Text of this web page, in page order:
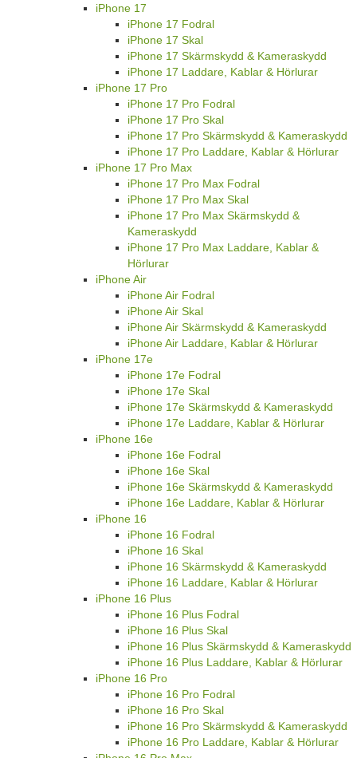
iPhone 17
iPhone 17 Fodral
iPhone 17 Skal
iPhone 17 Skärmskydd & Kameraskydd
iPhone 17 Laddare, Kablar & Hörlurar
iPhone 17 Pro
iPhone 17 Pro Fodral
iPhone 17 Pro Skal
iPhone 17 Pro Skärmskydd & Kameraskydd
iPhone 17 Pro Laddare, Kablar & Hörlurar
iPhone 17 Pro Max
iPhone 17 Pro Max Fodral
iPhone 17 Pro Max Skal
iPhone 17 Pro Max Skärmskydd &
Kameraskydd
iPhone 17 Pro Max Laddare, Kablar &
Hörlurar
iPhone Air
iPhone Air Fodral
iPhone Air Skal
iPhone Air Skärmskydd & Kameraskydd
iPhone Air Laddare, Kablar & Hörlurar
iPhone 17e
iPhone 17e Fodral
iPhone 17e Skal
iPhone 17e Skärmskydd & Kameraskydd
iPhone 17e Laddare, Kablar & Hörlurar
iPhone 16e
iPhone 16e Fodral
iPhone 16e Skal
iPhone 16e Skärmskydd & Kameraskydd
iPhone 16e Laddare, Kablar & Hörlurar
iPhone 16
iPhone 16 Fodral
iPhone 16 Skal
iPhone 16 Skärmskydd & Kameraskydd
iPhone 16 Laddare, Kablar & Hörlurar
iPhone 16 Plus
iPhone 16 Plus Fodral
iPhone 16 Plus Skal
iPhone 16 Plus Skärmskydd & Kameraskydd
iPhone 16 Plus Laddare, Kablar & Hörlurar
iPhone 16 Pro
iPhone 16 Pro Fodral
iPhone 16 Pro Skal
iPhone 16 Pro Skärmskydd & Kameraskydd
iPhone 16 Pro Laddare, Kablar & Hörlurar